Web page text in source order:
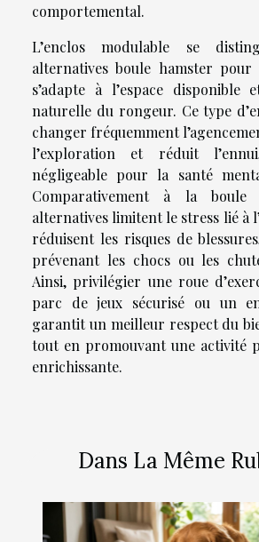
comportemental.
L’enclos modulable se
alternatives boule hamster
s’adapte à l’espace
naturelle du rongeur. Ce type
changer fréquemment
l’exploration et réduit
négligeable pour la santé
Comparativement à la boule
alternatives limitent le stress lié à
réduisent les risques de
prévenant les chocs ou les
Ainsi, privilégier une roue
parc de jeux sécurisé ou un
garantit un meilleur respect du
tout en promouvant une activité
enrichissante.
Dans La Même